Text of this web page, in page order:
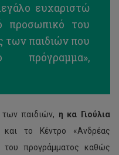
ευχαριστώ
προσωπικό του
των παιδιών που
πρόγραμμα»,
παιδιών, η κα Γιούλια
το Κέντρο «Ανδρέας
του προγράμματος καθώς